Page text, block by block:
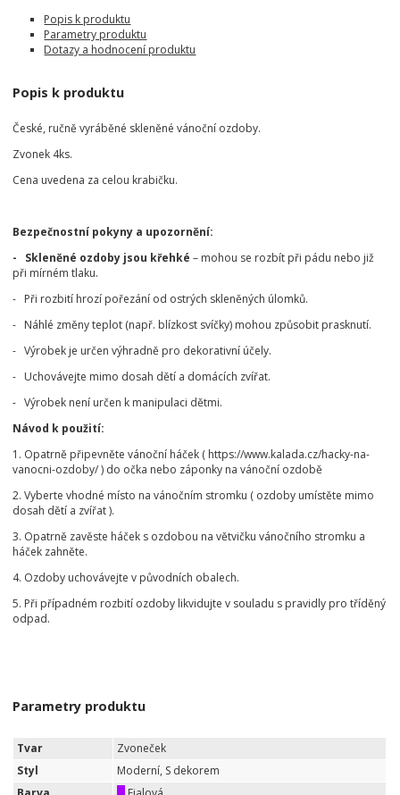
Popis k produktu
Parametry produktu
Dotazy a hodnocení produktu
Popis k produktu
České, ručně vyráběné skleněné vánoční ozdoby.
Zvonek 4ks.
Cena uvedena za celou krabičku.
Bezpečnostní pokyny a upozornění:
- Skleněné ozdoby jsou křehké – mohou se rozbít při pádu nebo již
při mírném tlaku.
- Při rozbití hrozí pořezání od ostrých skleněných úlomků.
- Náhlé změny teplot (např. blízkost svíčky) mohou způsobit prasknutí.
- Výrobek je určen výhradně pro dekorativní účely.
- Uchovávejte mimo dosah dětí a domácích zvířat.
- Výrobek není určen k manipulaci dětmi.
Návod k použití:
1. Opatrně připevněte vánoční háček ( https://www.kalada.cz/hacky-na-
vanocni-ozdoby/ ) do očka nebo záponky na vánoční ozdobě
2. Vyberte vhodné místo na vánočním stromku ( ozdoby umístěte mimo
dosah dětí a zvířat ).
3. Opatrně zavěste háček s ozdobou na větvičku vánočního stromku a
háček zahněte.
4. Ozdoby uchovávejte v původních obalech.
5. Při případném rozbití ozdoby likvidujte v souladu s pravidly pro tříděný
odpad.
Parametry produktu
Tvar
Zvoneček
Styl
Moderní, S dekorem